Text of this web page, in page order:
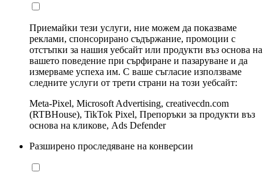
Приемайки тези услуги, ние можем да показваме
реклами, спонсорирано съдържание, промоции с
отстъпки за нашия уебсайт или продукти въз основа на
вашето поведение при сърфиране и пазаруване и да
измерваме успеха им. С ваше съгласие използваме
следните услуги от трети страни на този уебсайт:
Meta-Pixel, Microsoft Advertising, creativecdn.com
(RTBHouse), TikTok Pixel, Препоръки за продукти въз
основа на кликове, Ads Defender
Разширено проследяване на конверсии